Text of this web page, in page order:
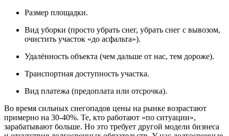
Размер площадки.
Вид уборки (просто убрать снег, убрать снег с вывозом,
очистить участок «до асфальта»).
Удалённость объекта (чем дальше от нас, тем дороже).
Транспортная доступность участка.
Вид платежа (предоплата или отсрочка).
Во время сильных снегопадов цены на рынке возрастают
примерно на 30-40%. Те, кто работают «по ситуации»,
зарабатывают больше. Но это требует другой модели бизнеса